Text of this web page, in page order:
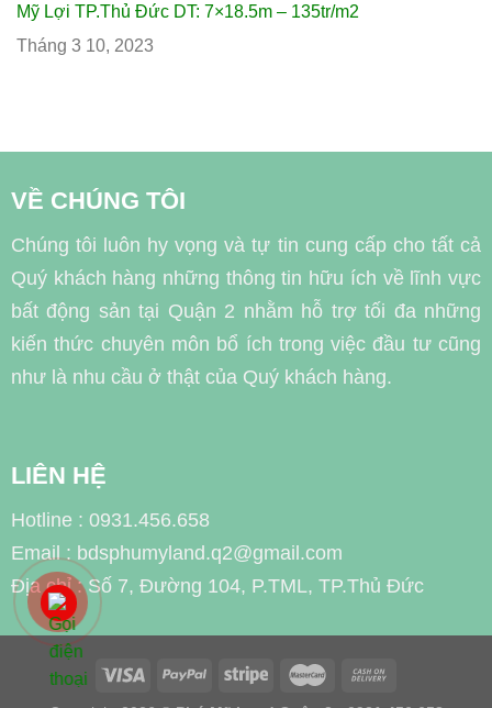
Mỹ Lợi TP.Thủ Đức DT: 7×18.5m – 135tr/m2
Tháng 3 10, 2023
VỀ CHÚNG TÔI
Chúng tôi luôn hy vọng và tự tin cung cấp cho tất cả
Quý khách hàng những thông tin hữu ích về lĩnh vực
bất động sản tại Quận 2 nhằm hỗ trợ tối đa những
kiến thức chuyên môn bổ ích trong việc đầu tư cũng
như là nhu cầu ở thật của Quý khách hàng.
LIÊN HỆ
Hotline : 0931.456.658
Email : bdsphumyland.q2@gmail.com
Địa chỉ : Số 7, Đường 104, P.TML, TP.Thủ Đức